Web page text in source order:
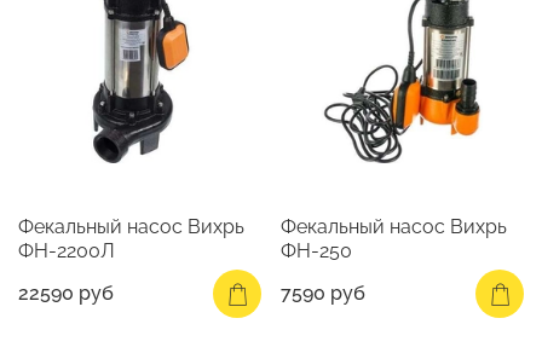
Фекальный насос Вихрь
ФН-2200Л
22590 руб
Фекальный насос Вихрь
ФН-250
7590 руб